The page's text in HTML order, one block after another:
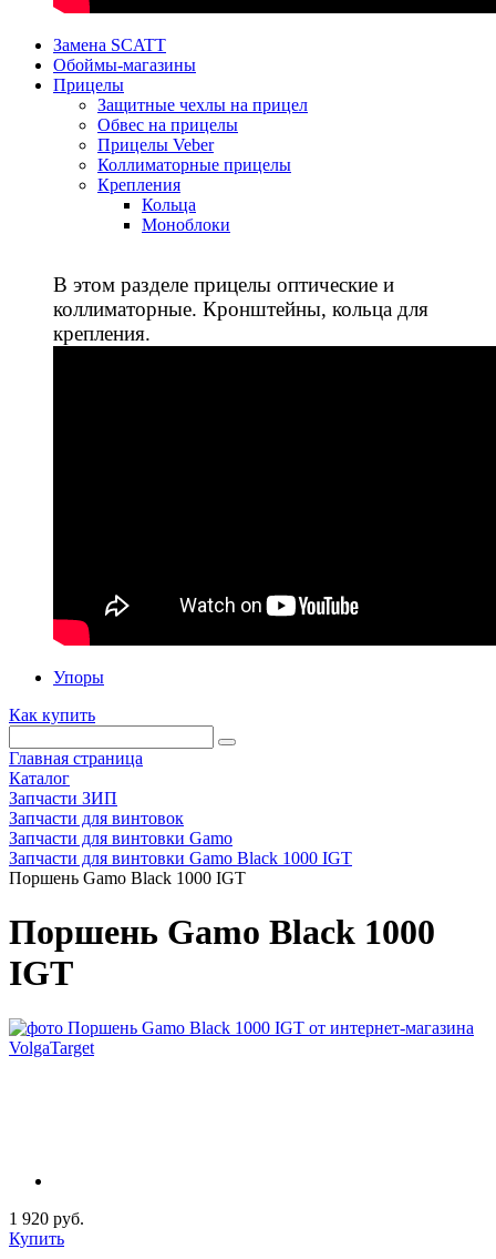
Замена SCATT
Обоймы-магазины
Прицелы
Защитные чехлы на прицел
Обвес на прицелы
Прицелы Veber
Коллиматорные прицелы
Крепления
Кольца
Моноблоки
В этом разделе прицелы оптические и
коллиматорные. Кронштейны, кольца для
крепления.
Упоры
Как купить
Главная страница
Каталог
Запчасти ЗИП
Запчасти для винтовок
Запчасти для винтовки Gamo
Запчасти для винтовки Gamo Black 1000 IGT
Поршень Gamo Black 1000 IGT
Поршень Gamo Black 1000
IGT
1 920 руб.
Купить